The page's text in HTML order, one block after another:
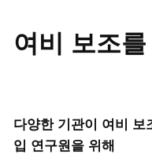
여비 보조
다양한 기관이 여비 보
입 연구원을 위해